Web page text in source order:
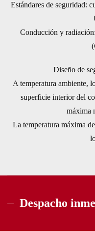
Estándares de seguridad:
Conducción y
Diseño de
A temperatura ambiente,
superficie interior del
máxima
La temperatura máxima
Despacho